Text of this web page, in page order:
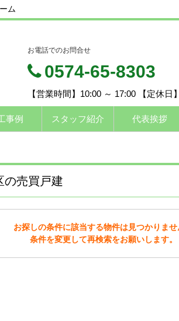
ム
お電話でのお問合せ
0574-65-8303
【営業時間】10:00 ～ 17:00 【定休日
事例 スタッフ紹介 代表挨拶
の売買戸建
お探しの条件に該当する物件は見つかりませ
条件を変更して再検索をお願いします。